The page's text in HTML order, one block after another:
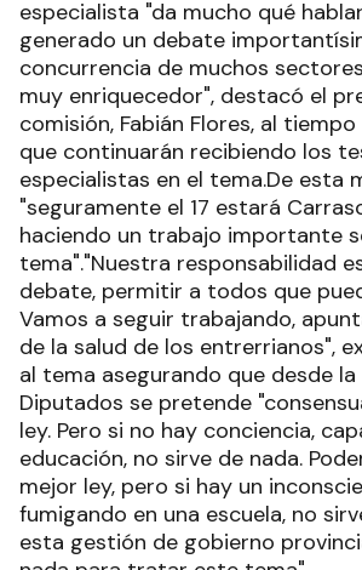
especialista "da mucho qué
generado un debate
concurrencia de muchos
muy enriquecedor", destacó el
comisión, Fabián Flores, al
que continuarán recibiendo los
especialistas en el tema.De esta
"seguramente el 17 estará
haciendo un trabajo importante
tema"."Nuestra responsabilidad
debate, permitir a todos que
Vamos a seguir trabajando,
de la salud de los entrerrianos",
al tema asegurando que desde
Diputados se pretende
ley. Pero si no hay conciencia,
educación, no sirve de nada.
mejor ley, pero si hay un
fumigando en una escuela, no
esta gestión de gobierno